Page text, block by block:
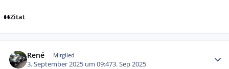
Zitat
René Mitglied
3. September 2025 um 09:473. Sep 2025